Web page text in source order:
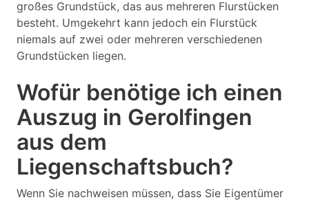
großes Grundstück, das aus mehreren Flurstücken
besteht. Umgekehrt kann jedoch ein Flurstück
niemals auf zwei oder mehreren verschiedenen
Grundstücken liegen.
Wofür benötige ich einen
Auszug in Gerolfingen
aus dem
Liegenschaftsbuch?
Wenn Sie nachweisen müssen, dass Sie Eigentümer